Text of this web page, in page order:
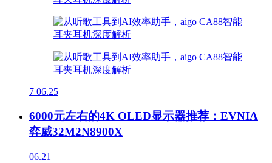
7 06.25
6000元左右的4K OLED显示器推荐：EVNIA
弈威32M2N8900X
06.21